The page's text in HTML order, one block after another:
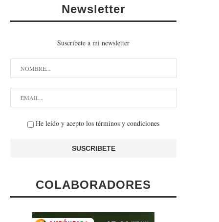
Newsletter
Suscribete a mi newsletter
He leído y acepto los términos y condiciones
COLABORADORES